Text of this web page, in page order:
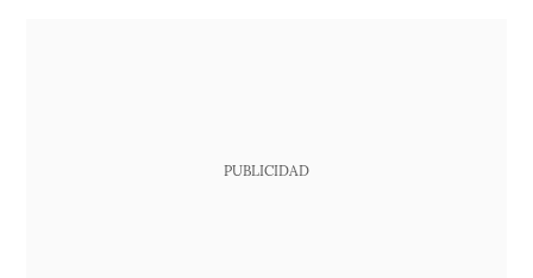
PUBLICIDAD